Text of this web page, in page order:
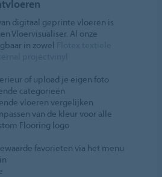
digitaal geprinte vloeren is
Vloervisualiser. Al onze
in zowel
of upload je eigen foto
categorieën
vloeren vergelijken
van de kleur voor alle
Flooring logo
favorieten via het menu